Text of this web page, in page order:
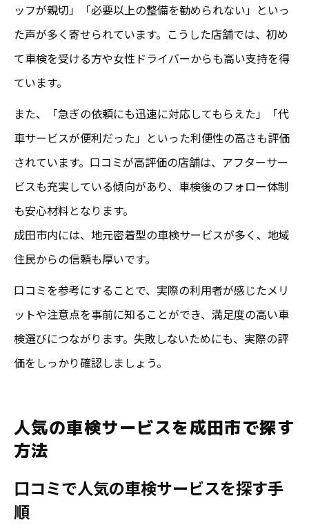
ッフが親切」「必要以上の整備を勧められない」といっ
た声が多く寄せられています。こうした店舗では、初め
て車検を受ける方や女性ドライバーからも高い支持を得
ています。
また、「急ぎの依頼にも迅速に対応してもらえた」「代
車サービスが便利だった」といった利便性の高さも評価
されています。口コミが高評価の店舗は、アフターサー
ビスも充実している傾向があり、車検後のフォロー体制
も安心材料となります。
成田市内には、地元密着型の車検サービスが多く、地域
住民からの信頼も厚いです。
口コミを参考にすることで、実際の利用者が感じたメリ
ットや注意点を事前に知ることができ、満足度の高い車
検選びにつながります。失敗しないためにも、実際の評
価をしっかり確認しましょう。
人気の車検サービスを成田市で探す
方法
口コミで人気の車検サービスを探す手
順